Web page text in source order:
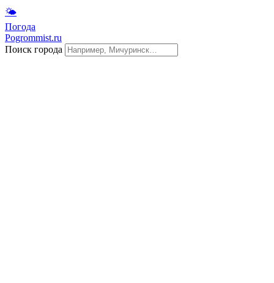
🌤
Погода
Pogrommist.ru
Поиск города